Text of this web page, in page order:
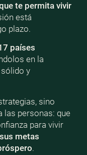
te permita vivir
está
plazo.
países
en la
y
sino
las personas: que
para vivir
metas
.